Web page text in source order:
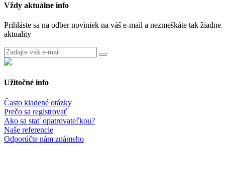
Vždy aktuálne info
Prihláste sa na odber noviniek na váš e-mail a nezmeškáte tak žiadne
aktuality
Užitočné info
Často kladené otázky
Prečo sa registrovať
Ako sa stať opatrovateľkou?
Naše referencie
Odporúčte nám známeho